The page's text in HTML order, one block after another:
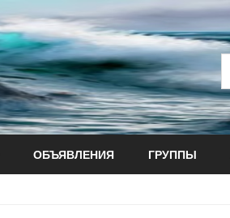
ОБЪЯВЛЕНИЯ ГРУППЫ